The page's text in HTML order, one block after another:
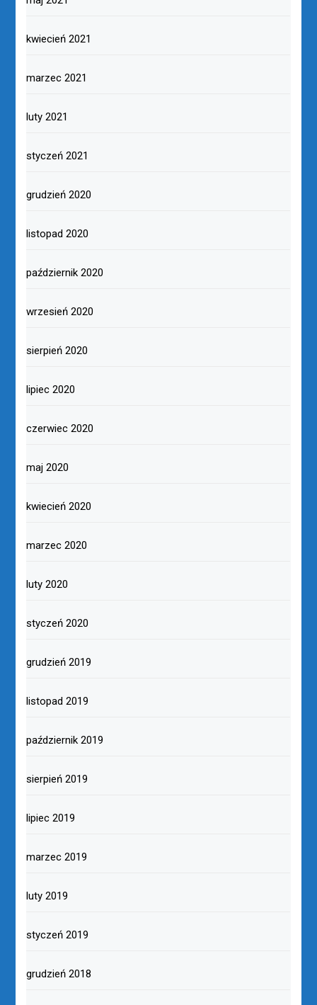
kwiecień 2021
marzec 2021
luty 2021
styczeń 2021
grudzień 2020
listopad 2020
październik 2020
wrzesień 2020
sierpień 2020
lipiec 2020
czerwiec 2020
maj 2020
kwiecień 2020
marzec 2020
luty 2020
styczeń 2020
grudzień 2019
listopad 2019
październik 2019
sierpień 2019
lipiec 2019
marzec 2019
luty 2019
styczeń 2019
grudzień 2018